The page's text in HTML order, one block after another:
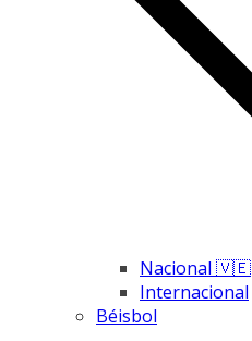
Nacional 🇻🇪
Internacional
Béisbol